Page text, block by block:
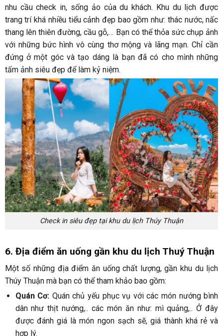
nhu cầu check in, sống ảo của du khách. Khu du lịch được
trang trí khá nhiều tiểu cảnh đẹp bao gồm như: thác nước, nấc
thang lên thiên đường, cầu gỗ,… Bạn có thể thỏa sức chụp ảnh
với những bức hình vô cùng thơ mộng và lãng mạn. Chỉ cần
đứng ở một góc và tạo dáng là bạn đã có cho mình những
tấm ảnh siêu đẹp để làm kỷ niệm.
Check in siêu đẹp tại khu du lịch Thúy Thuận
6. Địa điểm ăn uống gần khu du lịch Thuý Thuận
Một số những địa điểm ăn uống chất lượng, gần khu du lịch
Thúy Thuận mà bạn có thể tham khảo bao gồm:
Quán Cơ: Quán chủ yếu phục vụ với các món nướng bình
dân như thịt nướng,.. các món ăn như: mì quảng,.. Ở đây
được đánh giá là món ngon sạch sẽ, giá thành khá rẻ và
hợp lý.